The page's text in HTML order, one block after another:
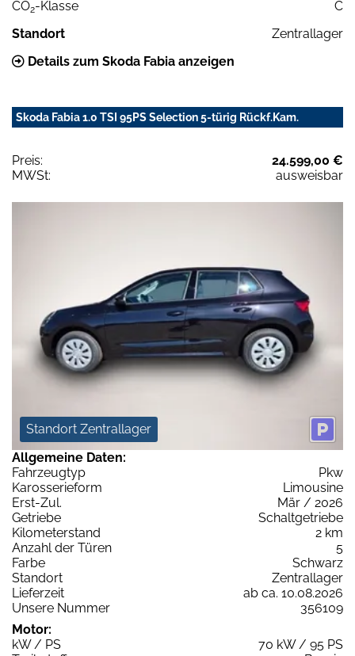
CO2-Klasse
C
Standort
Zentrallager
Details zum Skoda Fabia anzeigen
Skoda Fabia 1.0 TSI 95PS Selection 5-türig Rückf.Kam.
Preis:
24.599,00 €
MWSt:
ausweisbar
Standort Zentrallager
Allgemeine Daten:
Fahrzeugtyp
Pkw
Karosserieform
Limousine
Erst-Zul.
Mär / 2026
Getriebe
Schaltgetriebe
Kilometerstand
2 km
Anzahl der Türen
5
Farbe
Schwarz
Standort
Zentrallager
Lieferzeit
ab ca. 10.08.2026
Unsere Nummer
356109
Motor:
kW / PS
70 kW / 95 PS